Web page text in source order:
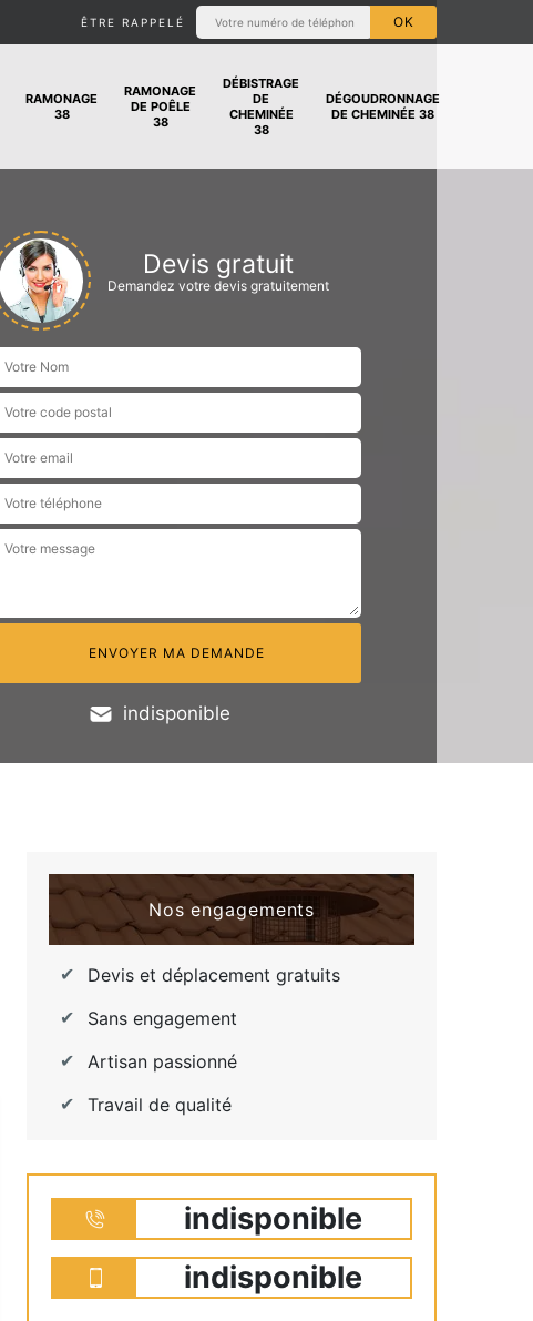
ÊTRE RAPPELÉ
RAMONAGE
38
RAMONAGE
DE POÊLE
38
DÉBISTRAGE
DE
CHEMINÉE
38
DÉGOUDRONNAGE
DE CHEMINÉE 38
Devis gratuit
Demandez votre devis gratuitement
indisponible
Nos engagements
Devis et déplacement gratuits
Sans engagement
Artisan passionné
Travail de qualité
indisponible
indisponible